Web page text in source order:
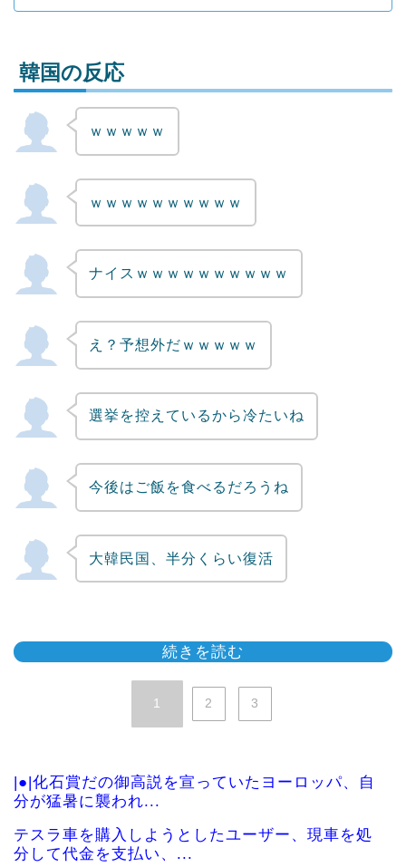
Powered by livedoor 相互RSS
韓国の反応
ｗｗｗｗｗ
ｗｗｗｗｗｗｗｗｗｗ
ナイスｗｗｗｗｗｗｗｗｗｗ
え？予想外だｗｗｗｗｗ
選挙を控えているから冷たいね
今後はご飯を食べるだろうね
大韓民国、半分くらい復活
続きを読む
1 2 3
|●|化石賞だの御高説を宣っていたヨーロッパ、自
分が猛暑に襲われ...
テスラ車を購入しようとしたユーザー、現車を処
分して代金を支払い、...